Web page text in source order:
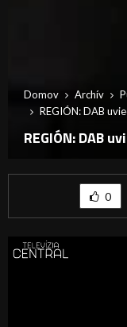
Domov Archív
REGIÓN: DAB
REGIÓN: DAB
0